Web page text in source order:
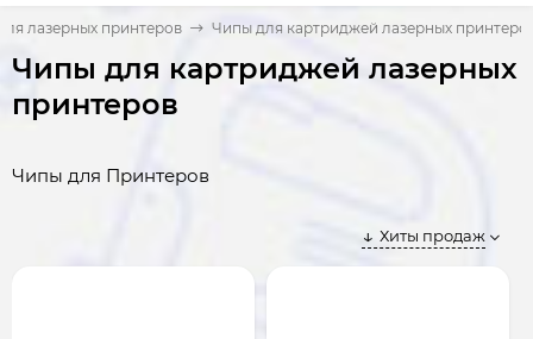
лазерных принтеров Чипы для картриджей лазерных
Чипы для картриджей лазерных
принтеров
Чипы для Принтеров
Хиты продаж